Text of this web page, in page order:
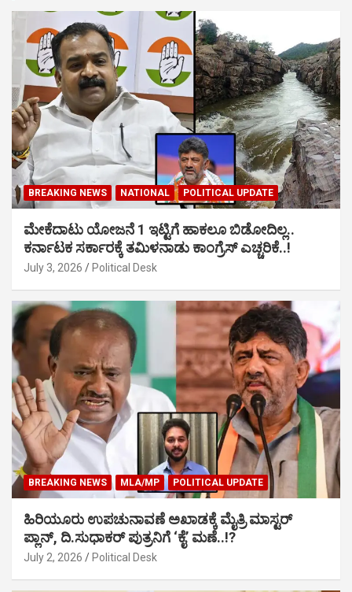
BREAKING NEWS NATIONAL POLITICAL UPDATE
ಮೇಕೆದಾಟು ಯೋಜನೆ 1 ಇಟ್ಟಿಗೆ ಹಾಕಲೂ ಬಿಡೋದಿಲ್ಲ..
ಕರ್ನಾಟಕ ಸರ್ಕಾರಕ್ಕೆ ತಮಿಳನಾಡು ಕಾಂಗ್ರೆಸ್ ಎಚ್ಚರಿಕೆ..!
July 3, 2026 Political Desk
BREAKING NEWS MLA/MP POLITICAL UPDATE
ಹಿರಿಯೂರು ಉಪಚುನಾವಣೆ ಅಖಾಡಕ್ಕೆ ಮೈತ್ರಿ ಮಾಸ್ಟರ್
ಪ್ಲಾನ್, ದಿ.ಸುಧಾಕರ್ ಪುತ್ರನಿಗೆ ‘ಕೈ’ ಮಣೆ..!?
July 2, 2026 Political Desk